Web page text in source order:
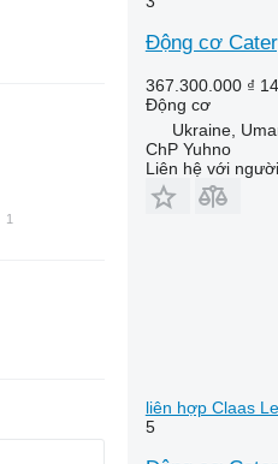
Động cơ
367.300.000 ₫
Động cơ
Ukraine,
ChP Yuhno
Liên hệ với
liên hợp Claas
5